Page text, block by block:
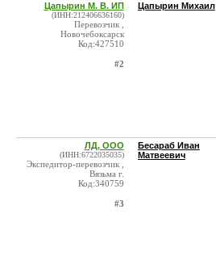
Цапырин М. В. ИП
(ИНН:212406636160)
Перевозчик ,
Новочебоксарск
Код:427510
#2
Цапырин Михаил
ЛД, ООО
(ИНН:6722035035)
Экспедитор-перевозчик ,
Вязьма г.
Код:340759
#3
Бесараб Иван
Матвеевич